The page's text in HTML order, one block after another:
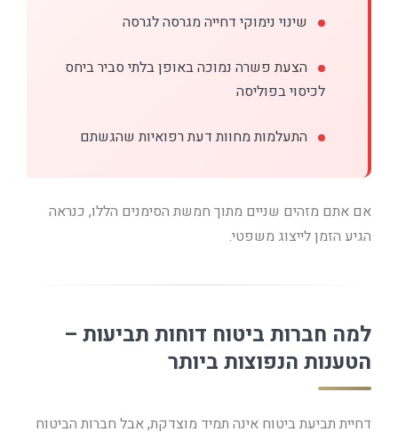
שינוי נימוקי דחייה מגרסה לגרסה
הצעת פשרה נמוכה באופן בלתי סביר ביחס
לכיסוי בפוליסה
התעלמות מחוות דעת רפואיות שהגשתם
אם אתם מזהים שניים מתוך חמשת הסימנים הללו, כנראה
הגיע הזמן לייצוג משפטי.
למה חברות ביטוח דוחות תביעות –
הטענות הנפוצות ביותר
דחיית תביעת ביטוח אינה תמיד מוצדקת, אבל חברות הביטוח